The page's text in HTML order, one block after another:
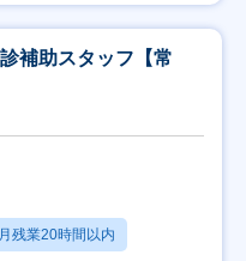
補助スタッフ【常
月残業20時間以内